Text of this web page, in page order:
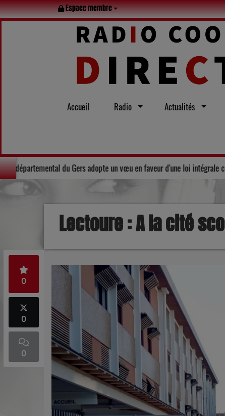
Espace membre
Accueil Radio Actualités
Solidarité : Le Conseil départemental du Gers adopte
Lectoure : A la cité
0
0
0